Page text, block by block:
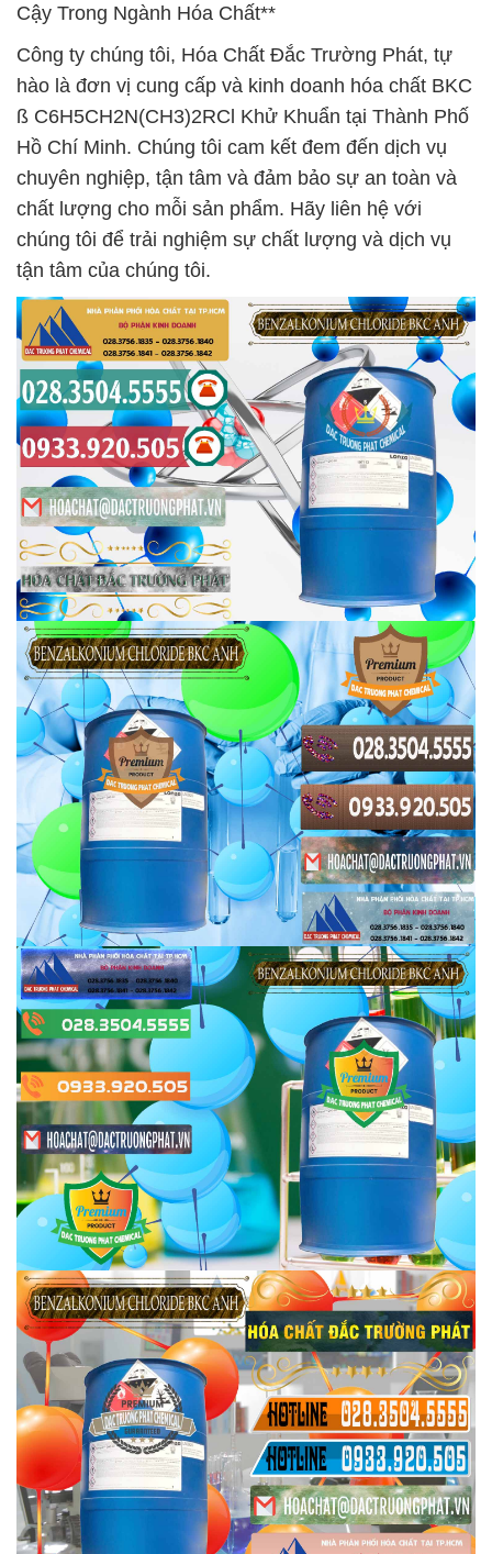
Cậy Trong Ngành Hóa Chất**
Công ty chúng tôi, Hóa Chất Đắc Trường Phát, tự
hào là đơn vị cung cấp và kinh doanh hóa chất BKC
ß C6H5CH2N(CH3)2RCl Khử Khuẩn tại Thành Phố
Hồ Chí Minh. Chúng tôi cam kết đem đến dịch vụ
chuyên nghiệp, tận tâm và đảm bảo sự an toàn và
chất lượng cho mỗi sản phẩm. Hãy liên hệ với
chúng tôi để trải nghiệm sự chất lượng và dịch vụ
tận tâm của chúng tôi.